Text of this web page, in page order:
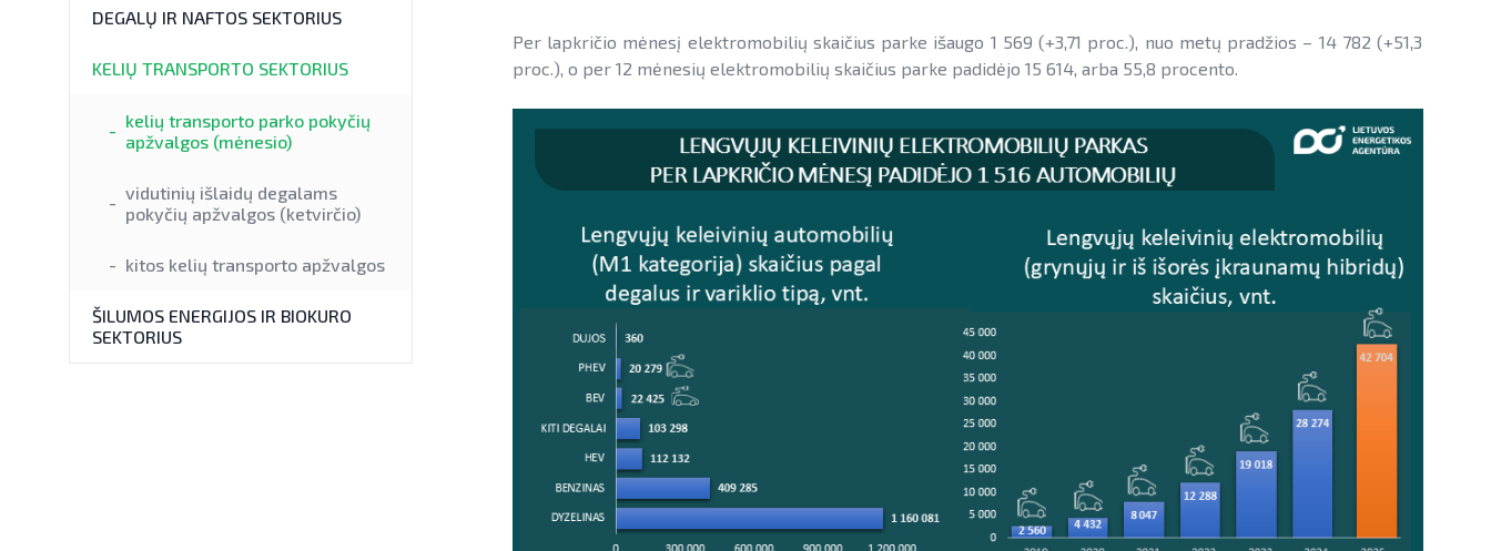
DEGALŲ IR NAFTOS SEKTORIUS
KELIŲ TRANSPORTO SEKTORIUS
kelių transporto parko pokyčių
apžvalgos (mėnesio)
vidutinių išlaidų degalams
pokyčių apžvalgos (ketvirčio)
kitos kelių transporto apžvalgos
ŠILUMOS ENERGIJOS IR BIOKURO
SEKTORIUS
Per lapkričio mėnesį elektromobilių skaičius parke išaugo 1 569 (+3,71 proc.), nuo metų pradžios – 14 782 (+51,3
proc.), o per 12 mėnesių elektromobilių skaičius parke padidėjo 15 614, arba 55,8 procento.